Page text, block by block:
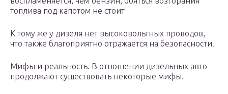
топлива под капотом не стоит
К тому же у дизеля нет высоковольтных проводов,
что также благоприятно отражается на безопасности.
Мифы и реальность. В отношении дизельных авто
продолжают существовать некоторые мифы.